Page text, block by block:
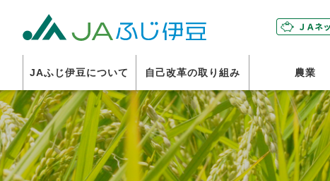
富士伊豆
JAふじ伊豆について 自己改革の取り組み 農業